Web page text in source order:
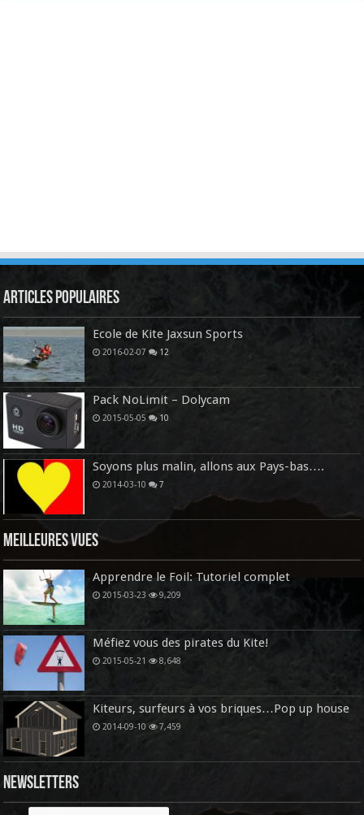
Articles Populaires
Ecole de Kite Jaxsun Sports
2016-02-07 12
Pack NoLimit – Dolycam
2015-05-05 10
Soyons plus malin, allons aux Pays-bas….
2014-03-10 7
Meilleures vues
Apprendre le Foil: Tutoriel complet
2015-03-23 9,209
Méfiez vous des pirates du Kite!
2015-05-21 8,648
Kiteurs, surfeurs à vos briques…Pop up house
2014-09-10 7,459
Newsletters